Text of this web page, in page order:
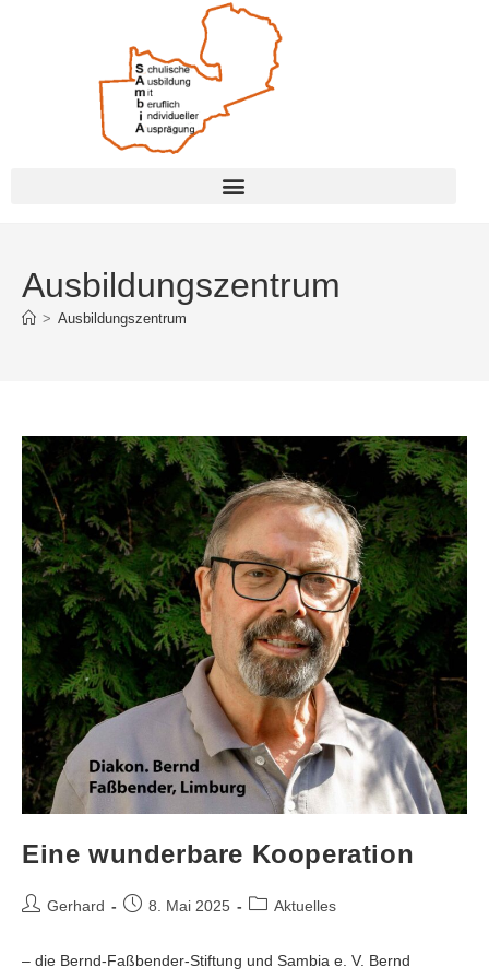
Ausbildungszentrum
> Ausbildungszentrum
Eine wunderbare Kooperation
Gerhard 8. Mai 2025 Aktuelles
– die Bernd-Faßbender-Stiftung und Sambia e. V. Bernd